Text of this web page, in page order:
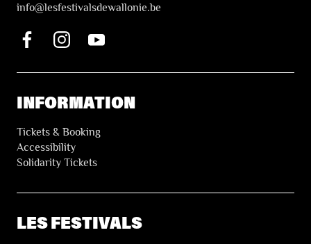
info@lesfestivalsdewallonie.be
INFORMATION
Tickets & Booking
Accessibility
Solidarity Tickets
LES FESTIVALS